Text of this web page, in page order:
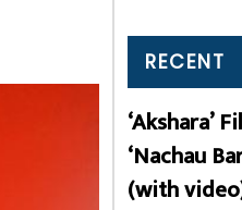
RECENT
‘Akshara’
‘Nachau
(with